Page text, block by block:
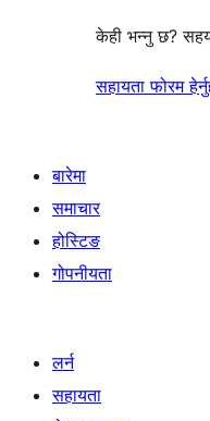
केही भन्नु छ?
सहायता फोरम
बारेमा
समाचार
होस्टिङ
गोपनीयता
लर्न
सहायता